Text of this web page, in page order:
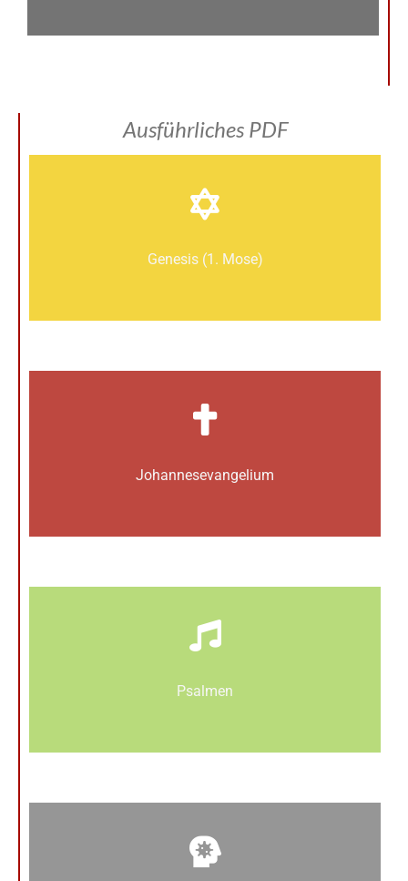
Ausführliches PDF
Genesis (1. Mose)
Johannes­­evangelium
Psalmen